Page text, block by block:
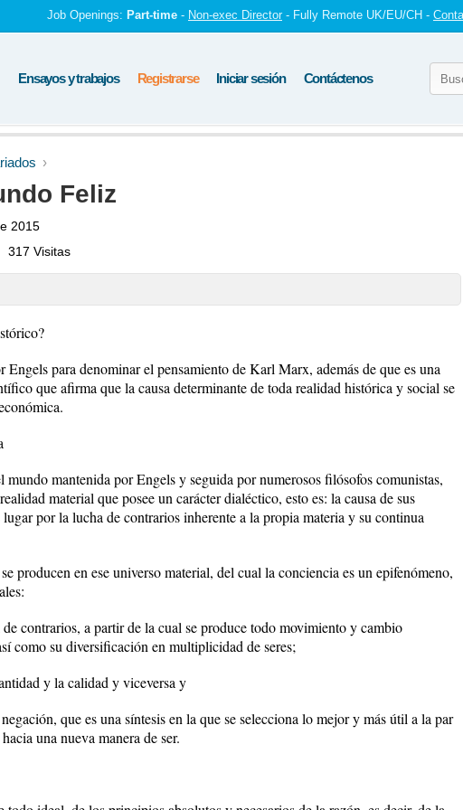
Job Openings: Part-time - Non-exec Director - Fully Remote UK/EU/CH -
Ensayos y trabajos Registrarse Iniciar sesión Contáctenos
Feliz
2015
317 Visitas
Engels para denominar el pensamiento de Karl Marx, además de que es una
que afirma que la causa determinante de toda realidad histórica y social se
mundo mantenida por Engels y seguida por numerosos filósofos comunistas,
material que posee un carácter dialéctico, esto es: la causa de sus
por la lucha de contrarios inherente a la propia materia y su continua
producen en ese universo material, del cual la conciencia es un epifenómeno,
contrarios, a partir de la cual se produce todo movimiento y cambio
como su diversificación en multiplicidad de seres;
y la calidad y viceversa y
que es una síntesis en la que se selecciona lo mejor y más útil a la par
una nueva manera de ser.